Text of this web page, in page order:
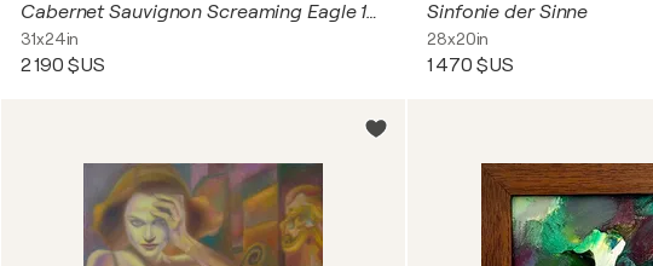
Cabernet Sauvignon Screaming Eagle 1992
31x24in
2 190 $US
Sinfonie der Sinne
28x20in
1 470 $US